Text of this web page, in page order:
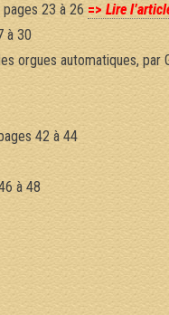
pages 23 à 26 => Lire
à 30
orgues automatiques,
42 à 44
à 48